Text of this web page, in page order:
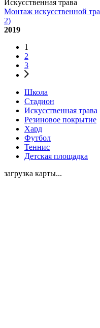
Искусственная трава
Монтаж искусственной
2)
2019
1
2
3
Школа
Стадион
Искусственная трава
Резиновое покрытие
Хард
Футбол
Теннис
Детская площадка
загрузка карты...